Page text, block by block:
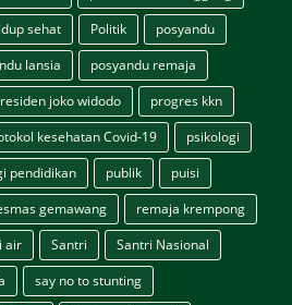
sehat Politik
posyandu
lansia
posyandu remaja
joko widodo
progres kkn
kesehatan Covid-19
psikologi
pendidikan publik
puisi
gemawang
remaja krempong
air Santri
Santri Nasional
say no to stunting